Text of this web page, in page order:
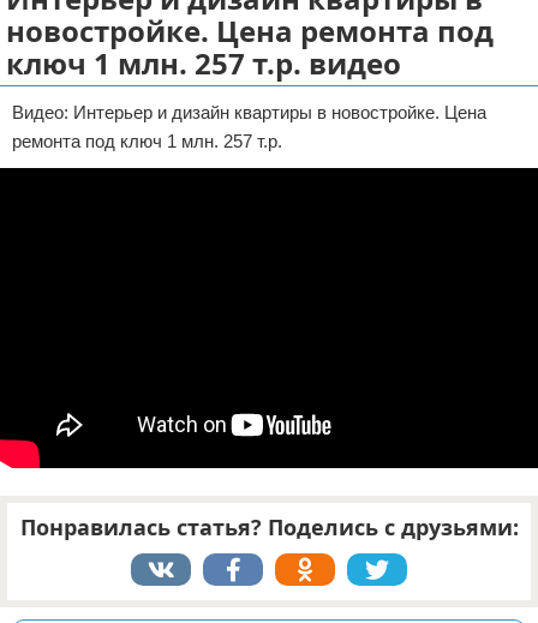
ДТП
Своими руками
Строительство и ремонт
Отказ от ответственности
новостройке. Цена ремонта под
ключ 1 млн. 257 т.р. видео
Видео: Интерьер и дизайн квартиры в новостройке. Цена
ремонта под ключ 1 млн. 257 т.р.
Понравилась статья? Поделись с друзьями: